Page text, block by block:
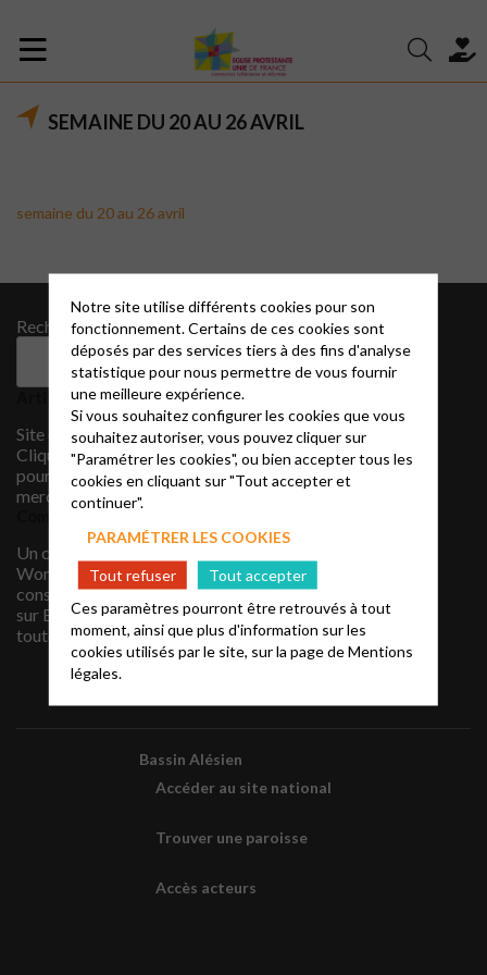
SEMAINE DU 20 AU 26 AVRIL
semaine du 20 au 26 avril
Rechercher
Rechercher
Articles récents
Site en construction …
Cliquez sur EPUDF ALES
pour toute information,
merci !
Un commentateur
WordPresssurSite en
construction … Cliquez
sur EPUDF ALES pour
toute information, merci !
Archives
août 2022
Catégories
CIMADE
Bassin Alésien
Accéder au site national
Trouver une paroisse
Accès acteurs
Notre site utilise différents cookies pour son
fonctionnement. Certains de ces cookies sont
déposés par des services tiers à des fins d'analyse
statistique pour nous permettre de vous fournir
une meilleure expérience.
Si vous souhaitez configurer les cookies que vous
souhaitez autoriser, vous pouvez cliquer sur
"Paramétrer les cookies", ou bien accepter tous les
cookies en cliquant sur "Tout accepter et
continuer".
PARAMÉTRER LES COOKIES
Tout refuser
Tout accepter
Ces paramètres pourront être retrouvés à tout
moment, ainsi que plus d'information sur les
cookies utilisés par le site, sur la page deMentions
légales.